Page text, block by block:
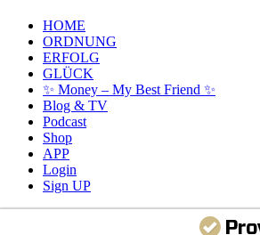
Close
Menu
HOME
ORDNUNG
ERFOLG
GLÜCK
✨ Money – My Best Friend ✨
Blog & TV
Podcast
Shop
APP
Login
Sign UP